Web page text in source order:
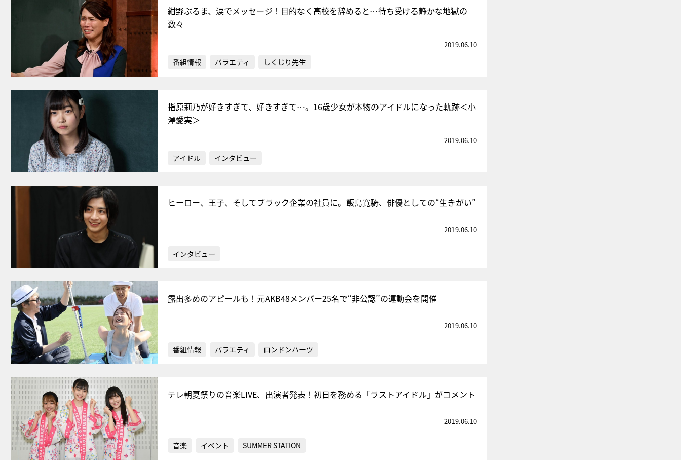
紺野ぶるま、涙でメッセージ！目的なく高校を辞めると…待ち受ける静かな地獄の
数々
2019.06.10
番組情報 バラエティ しくじり先生
指原莉乃が好きすぎて、好きすぎて…。16歳少女が本物のアイドルになった軌跡＜小
澤愛実＞
2019.06.10
アイドル インタビュー
ヒーロー、王子、そしてブラック企業の社員に。飯島寛騎、俳優としての“生きがい”
2019.06.10
インタビュー
露出多めのアピールも！元AKB48メンバー25名で“非公認”の運動会を開催
2019.06.10
番組情報 バラエティ ロンドンハーツ
テレ朝夏祭りの音楽LIVE、出演者発表！初日を務める「ラストアイドル」がコメント
2019.06.10
音楽 イベント SUMMER STATION